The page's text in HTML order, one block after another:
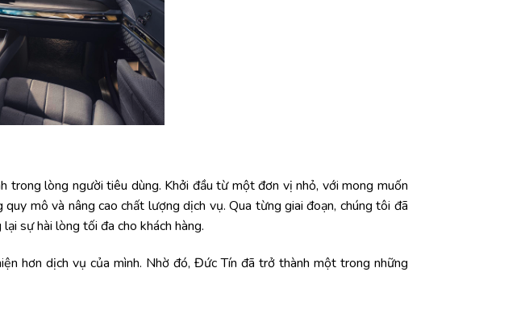
trong lòng người tiêu dùng. Khởi đầu từ một đơn vị nhỏ, với mong muốn
mô và nâng cao chất lượng dịch vụ. Qua từng giai đoạn, chúng tôi đã
sự hài lòng tối đa cho khách hàng.
hơn dịch vụ của mình. Nhờ đó, Đức Tín đã trở thành một trong những